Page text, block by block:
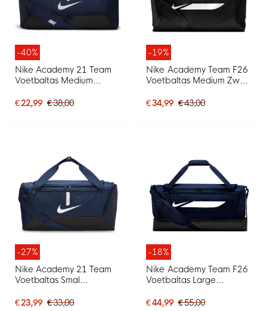
-40%
Nike Academy 21 Team
Voetbaltas Medium
€ 22,99 € 38,00
-19%
Nike Academy Team F26
Voetbaltas Medium Zwart
€ 34,99 € 43,00
-27%
Nike Academy 21 Team
Voetbaltas Smal
€ 23,99 € 33,00
-18%
Nike Academy Team F26
Voetbaltas Large
Donkerblauw Zwart
€ 44,99 € 55,00